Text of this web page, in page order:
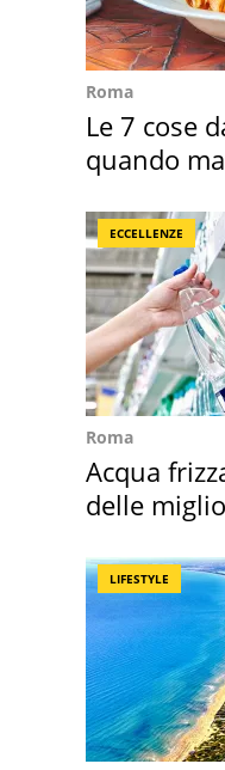
Roma
Le 7 cose
quando
ECCELLENZE
Roma
Acqua
delle
LIFESTYLE